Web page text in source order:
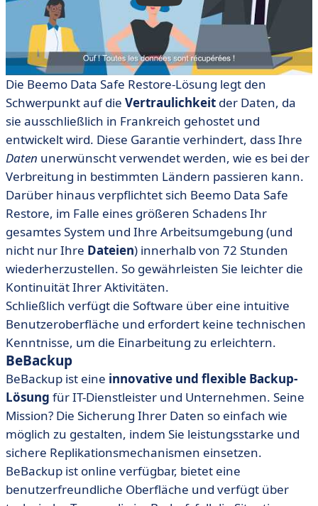
Die Beemo Data Safe Restore-Lösung legt den
Schwerpunkt auf die Vertraulichkeit der Daten, da
sie ausschließlich in Frankreich gehostet und
entwickelt wird. Diese Garantie verhindert, dass Ihre
Daten unerwünscht verwendet werden, wie es bei der
Verbreitung in bestimmten Ländern passieren kann.
Darüber hinaus verpflichtet sich Beemo Data Safe
Restore, im Falle eines größeren Schadens Ihr
gesamtes System und Ihre Arbeitsumgebung (und
nicht nur Ihre Dateien) innerhalb von 72 Stunden
wiederherzustellen. So gewährleisten Sie leichter die
Kontinuität Ihrer Aktivitäten.
Schließlich verfügt die Software über eine intuitive
Benutzeroberfläche und erfordert keine technischen
Kenntnisse, um die Einarbeitung zu erleichtern.
BeBackup
BeBackup ist eine innovative und flexible Backup-
Lösung für IT-Dienstleister und Unternehmen. Seine
Mission? Die Sicherung Ihrer Daten so einfach wie
möglich zu gestalten, indem Sie leistungsstarke und
sichere Replikationsmechanismen einsetzen.
BeBackup ist online verfügbar, bietet eine
benutzerfreundliche Oberfläche und verfügt über